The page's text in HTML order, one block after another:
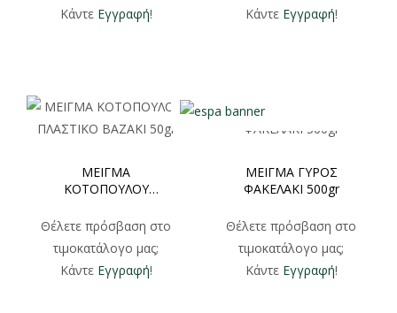
Κάντε Εγγραφή!
Κάντε Εγγραφή!
ΜΕΙΓΜΑ
ΚΟΤΟΠΟΥΛΟΥ
50gr
Θέλετε πρόσβαση στο
τιμοκατάλογο μας;
Κάντε Εγγραφή!
ΜΕΙΓΜΑ ΓΥΡΟΣ
ΦΑΚΕΛΑΚΙ 500gr
Θέλετε πρόσβαση στο
τιμοκατάλογο μας;
Κάντε Εγγραφή!